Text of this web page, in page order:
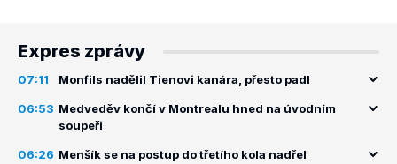
Expres zprávy
07:11 Monfils nadělil Tienovi kanára, přesto padl
06:53 Medveděv končí v Montrealu hned na úvodním
soupeři
06:26 Menšík se na postup do třetího kola nadřel